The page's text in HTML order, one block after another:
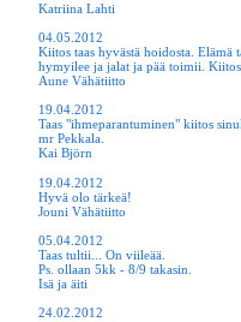
Katriina Lahti
04.05.2012
Kiitos taas hyvästä hoidosta. Elämä
hymyilee ja jalat ja pää toimii.
Aune Vähätiitto
19.04.2012
Taas "ihmeparantuminen" kiitos
mr Pekkala.
Kai Björn
19.04.2012
Hyvä olo tärkeä!
Jouni Vähätiitto
05.04.2012
Taas tultii... On viileää.
Ps. ollaan 5kk - 8/9 takasin.
Isä ja äiti
24.02.2012